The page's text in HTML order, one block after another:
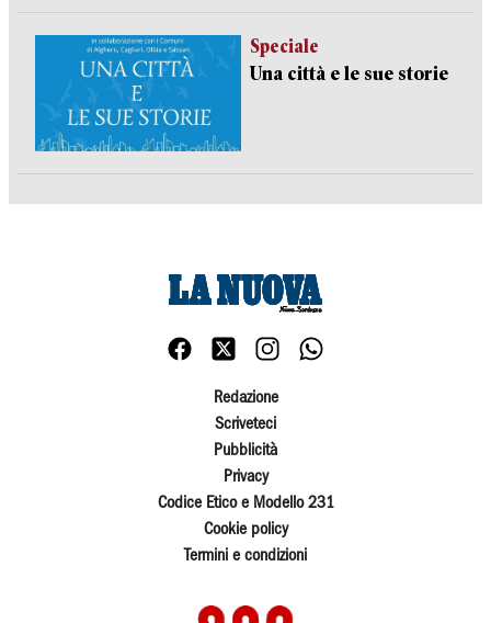
Speciale
Una città e le sue storie
Redazione
Scriveteci
Pubblicità
Privacy
Codice Etico e Modello 231
Cookie policy
Termini e condizioni